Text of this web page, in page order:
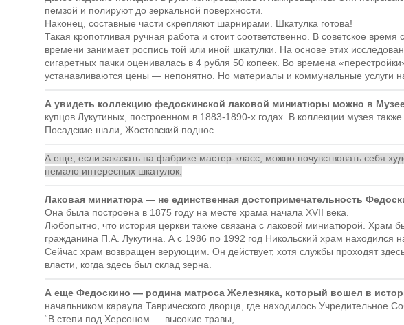
пемзой и полируют до зеркальной поверхности.
Наконец, составные части скрепляют шарнирами. Шкатулка готова!
Такая кропотливая ручная работа и стоит соответственно. В советское
времени занимает роспись той или иной шкатулки. На основе этих
сигаретных пачки оценивалась в 4 рубля 50 копеек. Во времена
устанавливаются цены — непонятно. Но материалы и коммунальные услуги
А увидеть коллекцию федоскинской лаковой миниатюры можно в
купцов Лукутиных, построенном в 1883-1890-х годах. В коллекции музея
Посадские шали, Жостовский поднос.
А еще, если заказать на фабрике мастер-класс, можно почувствовать себя
немало интересных шкатулок.
Лаковая миниатюра — не единственная достопримечательность
Она была построена в 1875 году на месте храма начала XVII века.
Любопытно, что история церкви также связана с лаковой миниатюрой. Храм
гражданина П.А. Лукутина. А с 1986 по 1992 год Никольский храм
Сейчас храм возвращен верующим. Он действует, хотя службы проходят
власти, когда здесь был склад зерна.
А еще Федоскино — родина матроса Железняка, который вошел в
начальником караула Таврического дворца, где находилось Учредительное
В степи под Херсоном — высокие травы,